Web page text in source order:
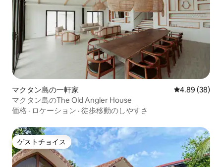
マクタン島の一軒家 レビュー38
4.89 (38)
マクタン島のThe Old Angler House
価格 · ロケーション · 徒歩移動のしやすさ
ゲストチョイス
ゲストチョイス